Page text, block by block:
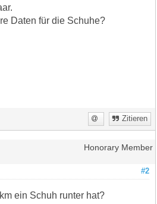
Daten für die Schuhe?
Zitieren
Honorary Member
#2
ein Schuh runter hat?